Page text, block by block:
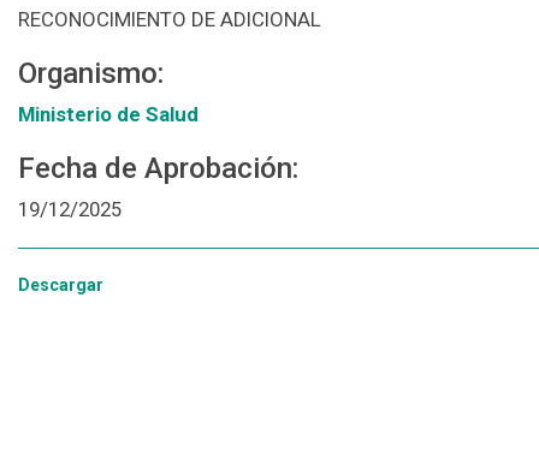
RECONOCIMIENTO DE ADICIONAL
Organismo:
Ministerio de Salud
Fecha de Aprobación:
19/12/2025
Descargar